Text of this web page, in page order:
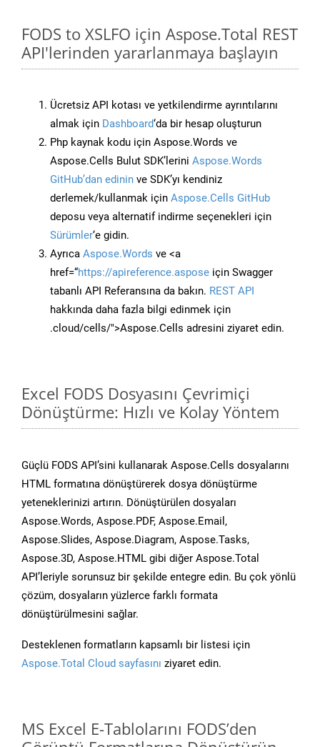
FODS to XSLFO için Aspose.Total REST
API'lerinden yararlanmaya başlayın
Ücretsiz API kotası ve yetkilendirme ayrıntılarını
almak için Dashboard‘da bir hesap oluşturun
Php kaynak kodu için Aspose.Words ve
Aspose.Cells Bulut SDK’lerini Aspose.Words
GitHub’dan edinin ve SDK’yı kendiniz
derlemek/kullanmak için Aspose.Cells GitHub
deposu veya alternatif indirme seçenekleri için
Sürümler‘e gidin.
Ayrıca Aspose.Words ve <a
href=“https://apireference.aspose için Swagger
tabanlı API Referansına da bakın. REST API
hakkında daha fazla bilgi edinmek için
.cloud/cells/">Aspose.Cells adresini ziyaret edin.
Excel FODS Dosyasını Çevrimiçi
Dönüştürme: Hızlı ve Kolay Yöntem
Güçlü FODS API’sini kullanarak Aspose.Cells dosyalarını
HTML formatına dönüştürerek dosya dönüştürme
yeteneklerinizi artırın. Dönüştürülen dosyaları
Aspose.Words, Aspose.PDF, Aspose.Email,
Aspose.Slides, Aspose.Diagram, Aspose.Tasks,
Aspose.3D, Aspose.HTML gibi diğer Aspose.Total
API’leriyle sorunsuz bir şekilde entegre edin. Bu çok yönlü
çözüm, dosyaların yüzlerce farklı formata
dönüştürülmesini sağlar.
Desteklenen formatların kapsamlı bir listesi için
Aspose.Total Cloud sayfasını ziyaret edin.
MS Excel E-Tablolarını FODS’den